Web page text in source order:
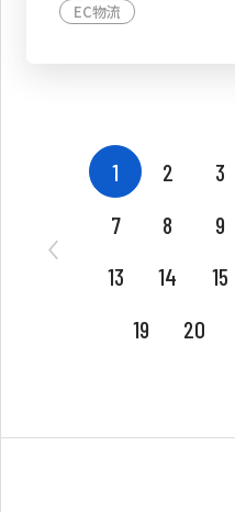
EC物流
1 2 3
7
8 9
13
14 15
19
20